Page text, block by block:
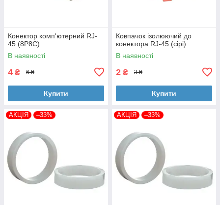
Конектор комп'ютерний RJ-
45 (8P8C)
В наявності
4 ₴ 6 ₴
Купити
Ковпачок ізолюючий до
конектора RJ-45 (сірі)
В наявності
2 ₴ 3 ₴
Купити
АКЦІЯ –33% АКЦІЯ –33%